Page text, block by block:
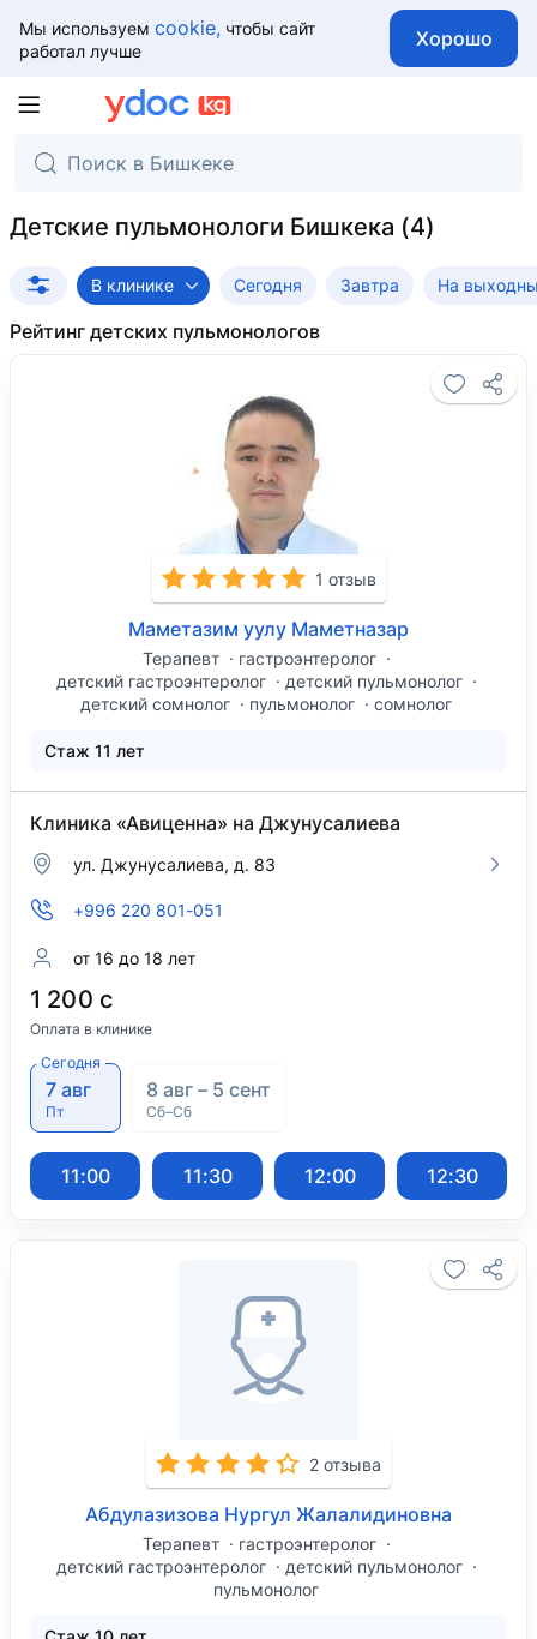
Мы используем cookie, чтобы сайт
работал лучше
Хорошо
Детские пульмонологи Бишкека
В клинике Сегодня Завтра На
Рейтинг детских пульмонологов
1 отзыв
Маметазим уулу Маметназар
Терапевт
гастроэнтеролог
детский гастроэнтеролог
детский пульмонолог
детский сомнолог
пульмонолог сомнолог
Стаж 11 лет
Клиника «Авиценна» на Джунусалиева
ул. Джунусалиева, д. 83
+996 220 801-051
от 16 до 18 лет
1 200 с
Оплата в клинике
Сегодня
7 авг
Пт
8 авг – 5 сент
Сб–Сб
11:00 11:30 12:00 12:30
2 отзыва
Абдулазизова Нургул Жалалидиновна
Терапевт
гастроэнтеролог
детский гастроэнтеролог
детский пульмонолог
пульмонолог